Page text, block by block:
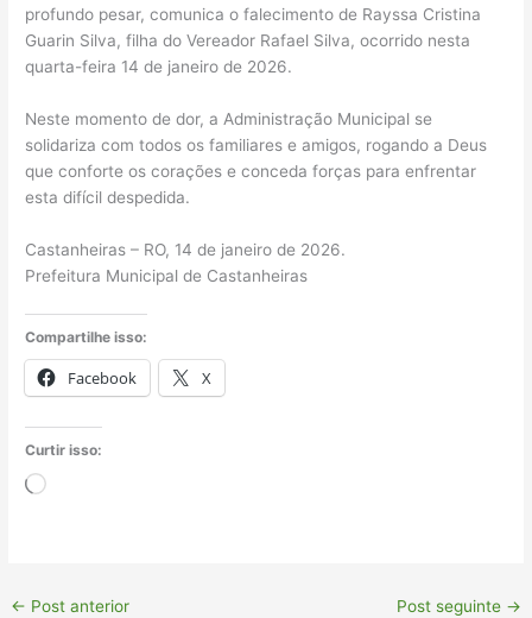
profundo pesar, comunica o falecimento de Rayssa Cristina
Guarin Silva, filha do Vereador Rafael Silva, ocorrido nesta
quarta-feira 14 de janeiro de 2026.
Neste momento de dor, a Administração Municipal se
solidariza com todos os familiares e amigos, rogando a Deus
que conforte os corações e conceda forças para enfrentar
esta difícil despedida.
Castanheiras – RO, 14 de janeiro de 2026.
Prefeitura Municipal de Castanheiras
Compartilhe isso:
Facebook X
Curtir isso:
Carregando...
← Post anterior Post seguinte →